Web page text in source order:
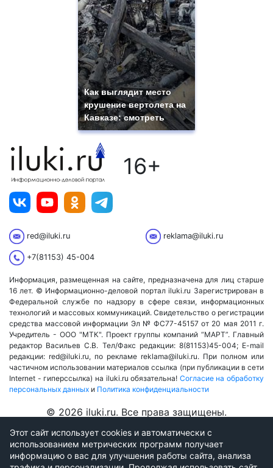
Этот сайт использует cookies и автоматически с
использованием метрических программ получает
информацию о вас для улучшения работы сайта, анализа
Как выглядит место
крушение вертолета на
Кавказе: смотреть
16+
red@iluki.ru reklama@iluki.ru
+7(81153) 45-004
Информация, размещенная на сайте, предназначена для лиц старше
16 лет. © Информационно-деловой портал iluki.ru Зарегистрирован в
Федеральной службе по надзору в сфере связи, информационных
технологий и массовых коммуникаций. Свидетельство о регистрации
средства массовой информации Эл № ФС77-45157 от 20 мая 2011 г.
Учредитель - ООО "МТК". Проект группы компаний “МАРТ”. Главный
редактор Васильев С.В. Тел/Факс редакции: 8(81153)45-004; E-mail
редакции: red@iluki.ru, по рекламе reklama@iluki.ru. При полном или
частичном использовании материалов ссылка (при публикации в сети
Internet - гиперссылка) на iluki.ru обязательна! Согласие на обработку
персональных данных и Политика конфиденциальности
© 2026 iluki.ru. Все права защищены.